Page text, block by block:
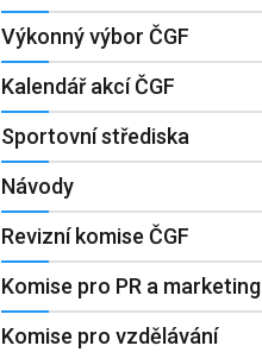
Výkonný výbor ČGF
Kalendář akcí ČGF
Sportovní střediska
Návody
Revizní komise ČGF
Komise pro PR a marketing
Komise pro vzdělávání